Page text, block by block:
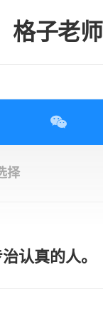
格子老师
择
认真的人。